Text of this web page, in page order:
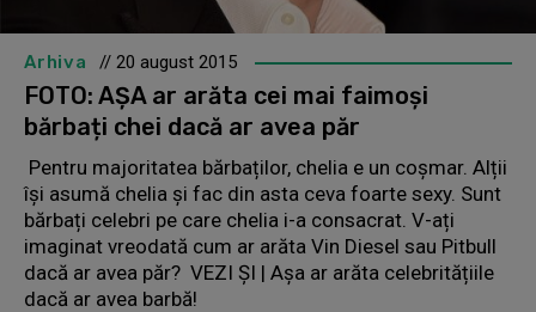
Arhiva // 20 august 2015
FOTO: AȘA ar arăta cei mai faimoși
bărbați chei dacă ar avea păr
Pentru majoritatea bărbaților, chelia e un coșmar. Alții
își asumă chelia și fac din asta ceva foarte sexy. Sunt
bărbați celebri pe care chelia i-a consacrat. V-ați
imaginat vreodată cum ar arăta Vin Diesel sau Pitbull
dacă ar avea păr? VEZI ȘI | Așa ar arăta celebritățiile
dacă ar avea barbă!